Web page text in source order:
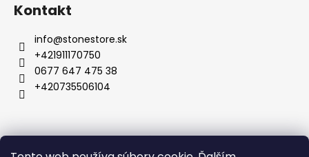
Kontakt
info@stonestore.sk
+421911170750
0677 647 475 38
+420735506104
Obchodné podmienky
Podmienky ochrany osobných údajov Veľkoobchod